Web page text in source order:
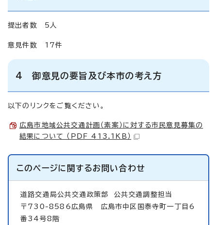
提出者数 5人
意見件数 17件
4 御意見の要旨及び本市の考え方
以下のリンクをご覧ください。
広島市地域公共交通計画（素案）に対する市民意見募集の
結果について （PDF 413.1KB）
このページに関するお問い合わせ
道路交通局公共交通政策部 公共交通調整担当
〒730-8586広島県 広島市中区国泰寺町一丁目6
番34号8階